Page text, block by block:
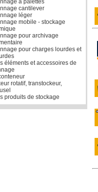
à palettes
cantilever
léger
mobile - stockage
pour archivage
pour charges lourdes et
éléments et accessoires de
rotatif, transtockeur,
produits de stockage